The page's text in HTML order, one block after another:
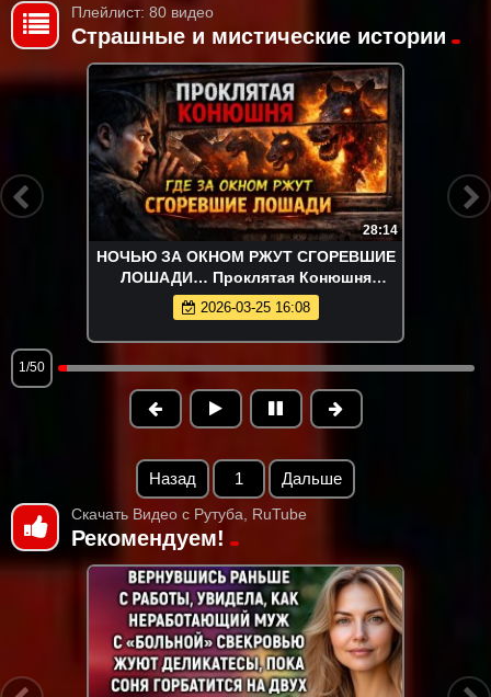
Плейлист: 80 видео
Страшные и мистические истории
28:14
НОЧЬЮ ЗА ОКНОМ РЖУТ СГОРЕВШИЕ
ЛОШАДИ… Проклятая Конюшня
Красных Ключей
2026-03-25 16:08
1/50
Назад 1 Дальше
Скачать Видео с Рутуба, RuTube
Рекомендуем!